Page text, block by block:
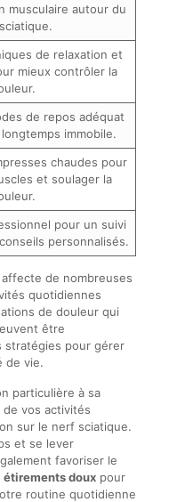
musculaire autour du
de relaxation et
mieux contrôler la
de repos adéquat
immobile.
chaudes pour
et soulager la
pour un suivi
personnalisés.
de nombreuses
quotidiennes
de douleur qui
être
stratégies pour gérer
de vie.
particulière à sa
vos activités
sur le nerf sciatique.
et se lever
favoriser le
étirements douxpour
routine quotidienne